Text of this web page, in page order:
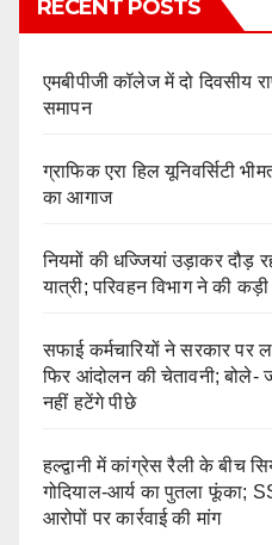
RECENT POSTS
एमबीपीजी कॉलेज में दो दिवसीय
समापन
ग्राफिक एरा हिल यूनिवर्सिटी
का आगाज
नियमों की धज्जियां उड़ाकर दौड़
यात्री; परिवहन विभाग ने की कड़ी
सफाई कर्मचारियों ने सरकार पर
फिर आंदोलन की चेतावनी; बोले-
नहीं हटेंगे पीछे
हल्द्वानी में कांग्रेस रैली के बीच
गोदियाल-आर्य का पुतला फूंका;
आरोपों पर कार्रवाई की मांग